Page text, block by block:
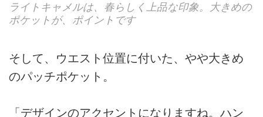
ライトキャメルは、春らしく上品な印象。大きめの
ポケットが、ポイントです
そして、ウエスト位置に付いた、やや大きめ
のパッチポケット。
「デザインのアクセントになりますね。ハン